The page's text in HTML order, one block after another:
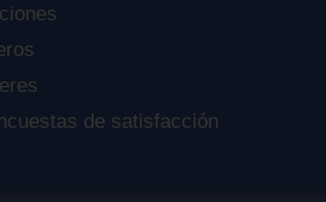
de satisfacción